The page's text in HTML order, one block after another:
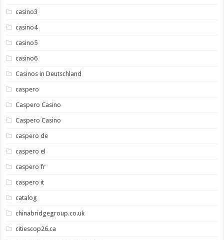
casino3
casino4
casino5
casino6
Casinos in Deutschland
caspero
Caspero Casino
Caspero Casino
caspero de
caspero el
caspero fr
caspero it
catalog
chinabridgegroup.co.uk
citiescop26.ca